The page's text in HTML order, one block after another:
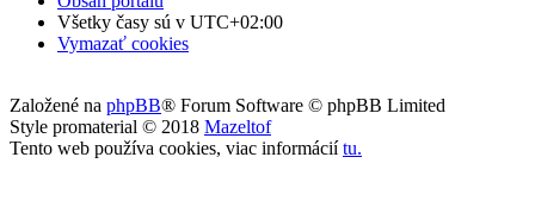
Všetky časy sú v UTC+02:00
Vymazať cookies
Založené na phpBB® Forum Software © phpBB Limited
Style promaterial © 2018 Mazeltof
Tento web používa cookies, viac informáciítu.